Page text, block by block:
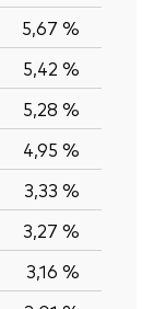
5,67 %
5,42 %
5,28 %
4,95 %
3,33 %
3,27 %
3,16 %